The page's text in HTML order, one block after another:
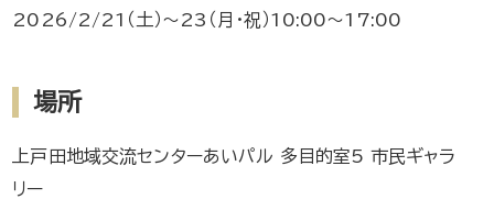
2026/2/21（土）～23（月・祝）10:00～17:00
場所
上戸田地域交流センターあいパル 多目的室5 市民ギャラ
リー